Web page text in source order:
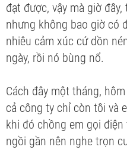
đạt được, vậy mà giờ
nhưng không bao giờ có
nhiêu cảm xúc cứ dồn
ngày, rồi nó bùng nổ.
Cách đây một tháng,
cả công ty chỉ còn tôi và
khi đó chồng em gọi
ngồi gần nên nghe trọn